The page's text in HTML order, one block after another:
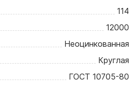
114
12000
Неоцинкованная
Круглая
ГОСТ 10705-80